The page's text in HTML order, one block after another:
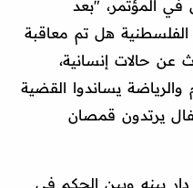
المؤتمر، "بعد
هل تم معاقبة
حالات إنسانية،
والرياضة يساندوا القضية
يرتدون قمصان
بينه وبين الحكم في